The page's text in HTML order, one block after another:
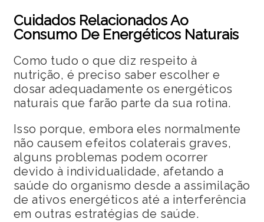
Cuidados Relacionados Ao
Consumo De Energéticos Naturais
Como tudo o que diz respeito à
nutrição, é preciso saber escolher e
dosar adequadamente os energéticos
naturais que farão parte da sua rotina.
Isso porque, embora eles normalmente
não causem efeitos colaterais graves,
alguns problemas podem ocorrer
devido à individualidade, afetando a
saúde do organismo desde a assimilação
de ativos energéticos até a interferência
em outras estratégias de saúde.